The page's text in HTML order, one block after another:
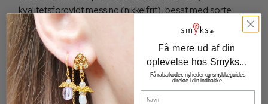
kvalitetsforgyldt messing (nikkelfrit), besat med sorte
cubic zircon krystaller, længde 9 mm, bredde 9 mm,
tykkelse 4 mm, indre huldiameter 5x2 mm. Bla. velegnet til
at sætte i låsestykket på knyttede armbånd
26,00 DKK
Få mere ud af din
oplevelse hos Smyks...
Få rabatkoder, nyheder og smykkeguides
direkte i din indbakke.
Navn